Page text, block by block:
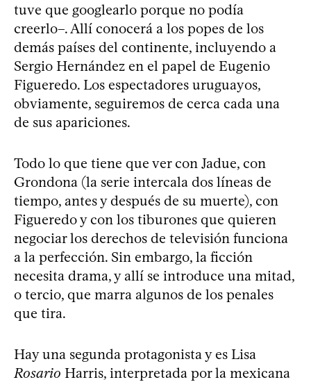
tuve que googlearlo porque no podía
creerlo–. Allí conocerá a los popes de los
demás países del continente, incluyendo a
Sergio Hernández en el papel de Eugenio
Figueredo. Los espectadores uruguayos,
obviamente, seguiremos de cerca cada una
de sus apariciones.
Todo lo que tiene que ver con Jadue, con
Grondona (la serie intercala dos líneas de
tiempo, antes y después de su muerte), con
Figueredo y con los tiburones que quieren
negociar los derechos de televisión funciona
a la perfección. Sin embargo, la ficción
necesita drama, y allí se introduce una mitad,
o tercio, que marra algunos de los penales
que tira.
Hay una segunda protagonista y es Lisa
Rosario Harris, interpretada por la mexicana